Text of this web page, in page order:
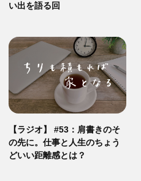
い出を語る回
【ラジオ】 #53：肩書きのそ
の先に。仕事と人生のちょう
どいい距離感とは？